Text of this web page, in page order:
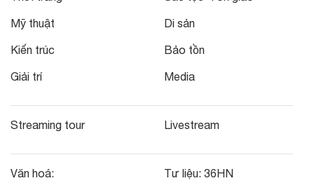
Mỹ thuật
Kiến trúc
Giải trí
Di sản
Bảo tồn
Media
Streaming tour Livestream
Văn hoá:
Tư liệu: 36HN